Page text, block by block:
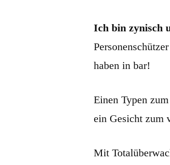
Ich bin zynisch
haben in bar!
Einen Typen
ein Gesicht zum
Mit